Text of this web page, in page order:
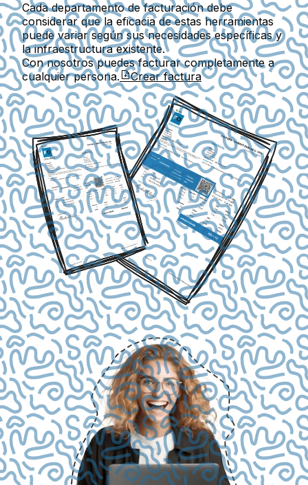
Cada departamento de facturación debe
considerar que la eficacia de estas herramientas
puede variar según sus necesidades específicas y
la infraestructura existente.
Con nosotros puedes facturar completamente a
cualquier persona.
Crear factura